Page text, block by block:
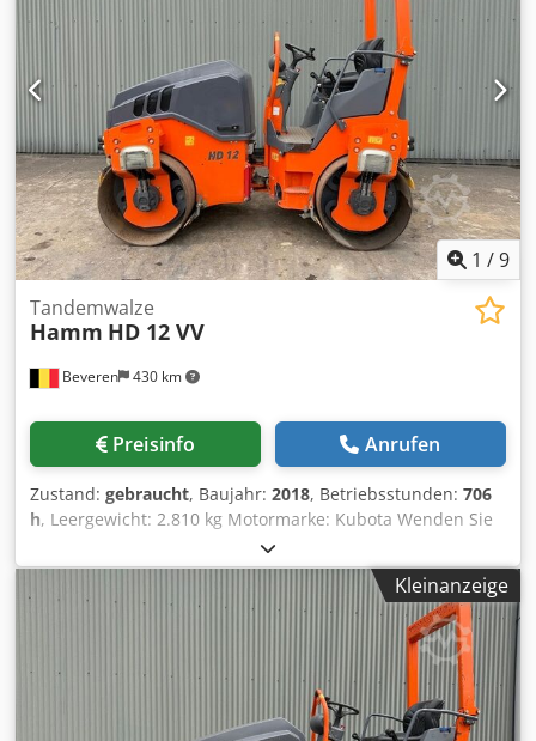
1 /9
Beveren 430 km
Tandemwalze
Hamm HD 12 VV
Preisinfo Anrufen
Zustand: gebraucht, Baujahr: 2018, Betriebsstunden: 706
h, Leergewicht: 2.810 kg Motormarke: Kubota Wenden Sie
sich an Kristoff Van Havere, um weitere Informationen zu
erhalten. Cjdpfxjy Sfdfe Akkoha
Kleinanzeige